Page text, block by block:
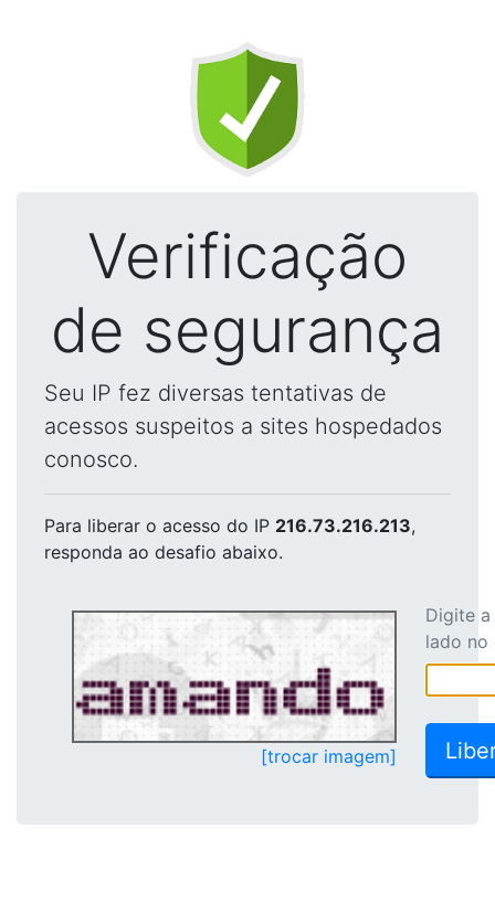
Verificação
de segurança
Seu IP fez diversas tentativas de
acessos suspeitos a sites hospedados
conosco.
Para liberar o acesso do IP 216.73.216.213,
responda ao desafio abaixo.
[trocar imagem]
Digite
lado no